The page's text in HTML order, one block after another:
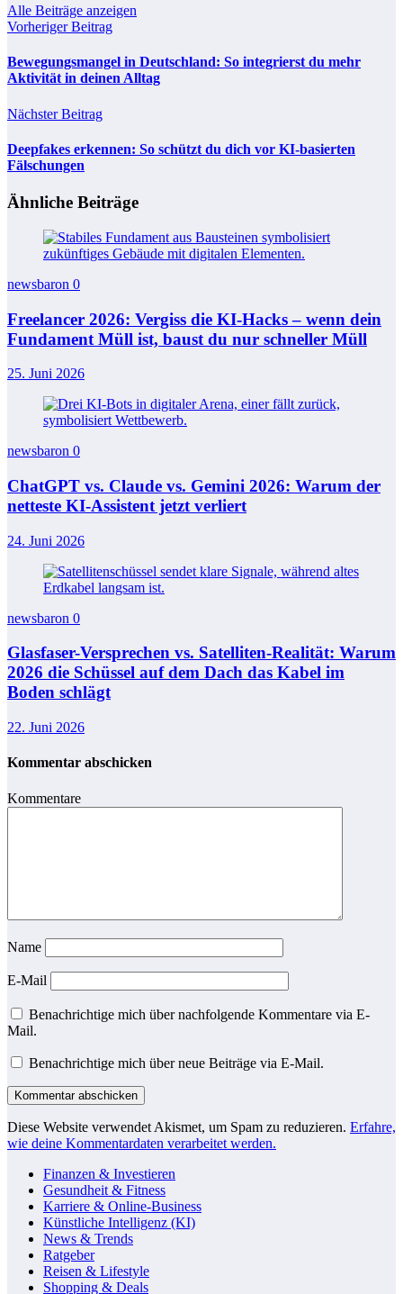
Alle Beiträge anzeigen
Vorheriger Beitrag
Bewegungsmangel in Deutschland: So integrierst du mehr
Aktivität in deinen Alltag
Nächster Beitrag
Deepfakes erkennen: So schützt du dich vor KI-basierten
Fälschungen
Ähnliche Beiträge
newsbaron 0
Freelancer 2026: Vergiss die KI-Hacks – wenn dein
Fundament Müll ist, baust du nur schneller Müll
25. Juni 2026
newsbaron 0
ChatGPT vs. Claude vs. Gemini 2026: Warum der
netteste KI-Assistent jetzt verliert
24. Juni 2026
newsbaron 0
Glasfaser-Versprechen vs. Satelliten-Realität: Warum
2026 die Schüssel auf dem Dach das Kabel im
Boden schlägt
22. Juni 2026
Kommentar abschicken
Kommentare
Name
E-Mail
Benachrichtige mich über nachfolgende Kommentare via E-
Mail.
Benachrichtige mich über neue Beiträge via E-Mail.
Diese Website verwendet Akismet, um Spam zu reduzieren. Erfahre,
wie deine Kommentardaten verarbeitet werden.
Finanzen & Investieren
Gesundheit & Fitness
Karriere & Online-Business
Künstliche Intelligenz (KI)
News & Trends
Ratgeber
Reisen & Lifestyle
Shopping & Deals